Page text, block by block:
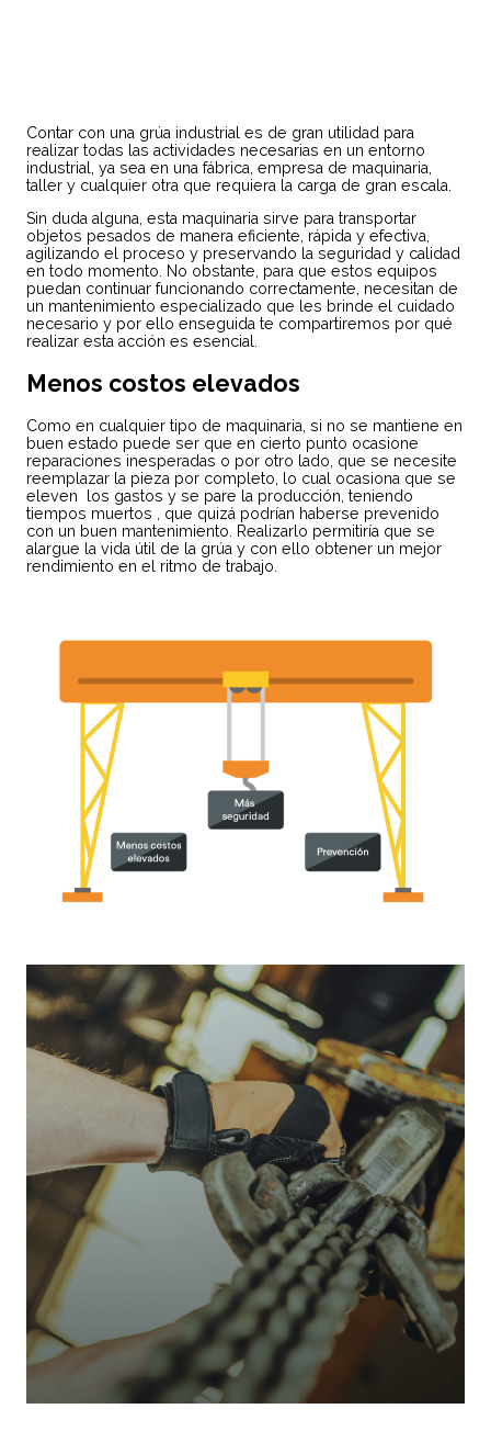
Contar con una grúa industrial es de gran utilidad para
realizar todas las actividades necesarias en un entorno
industrial, ya sea en una fábrica, empresa de maquinaria,
taller y cualquier otra que requiera la carga de gran escala.
Sin duda alguna, esta maquinaria sirve para transportar
objetos pesados de manera eficiente, rápida y efectiva,
agilizando el proceso y preservando la seguridad y calidad
en todo momento. No obstante, para que estos equipos
puedan continuar funcionando correctamente, necesitan de
un mantenimiento especializado que les brinde el cuidado
necesario y por ello enseguida te compartiremos por qué
realizar esta acción es esencial.
Menos costos elevados
Como en cualquier tipo de maquinaria, si no se mantiene en
buen estado puede ser que en cierto punto ocasione
reparaciones inesperadas o por otro lado, que se necesite
reemplazar la pieza por completo, lo cual ocasiona que se
eleven los gastos y se pare la producción, teniendo
tiempos muertos , que quizá podrían haberse prevenido
con un buen mantenimiento. Realizarlo permitiría que se
alargue la vida útil de la grúa y con ello obtener un mejor
rendimiento en el ritmo de trabajo.